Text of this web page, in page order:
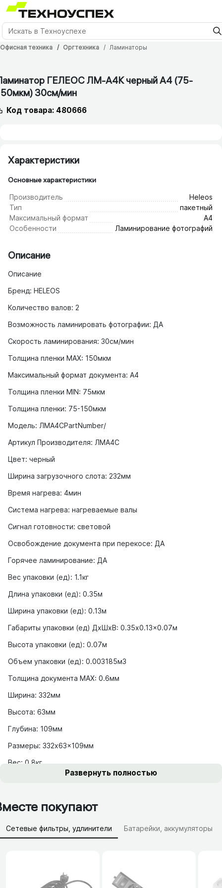
Офисная техника Оргтехника Ламинаторы
ГЕЛЕОС ЛМ-А4К черный A4 (75-
30см/​мин
Код товара: 480666
Характеристики
Основные характеристики
Производитель
Heleos
Тип
пакетный
Максимальный формат
А4
Особенности
Ламинирование фотографий
Описание
Описание
Бренд: HELEOS
Количество валов: 2
Возможность ламинировать фотографии: ДА
Скорость ламинирования: 30см/мин
Толщина пленки MAX: 150мкм
Максимальный формат документа: A4
Толщина пленки MIN: 75мкм
Толщина пленки: 75-150мкм
Модель: ЛМА4CPartNumber/
Артикул Производителя: ЛМА4C
Цвет: черный
Ширина загрузочного слота: 232мм
Время нагрева: 4мин
Система нагрева: нагреваемые валы
Сигнал готовности: световой
Освобождение документа при перекосе: ДА
Горячее ламинирование: ДА
Вес упаковки (ед): 1.1кг
Длина упаковки (ед): 0.35м
Ширина упаковки (ед): 0.13м
Габариты упаковки (ед) ДхШхВ: 0.35x0.13x0.07м
Высота упаковки (ед): 0.07м
Объем упаковки (ед): 0.003185м3
Толщина документа MAX: 0.6мм
Ширина: 332мм
Высота: 63мм
Глубина: 109мм
Размеры: 332x63x109мм
Вес: 0.8кг
Развернуть полностью
покупают
Сетевые фильтры, удлинители Батарейки, аккумуляторы